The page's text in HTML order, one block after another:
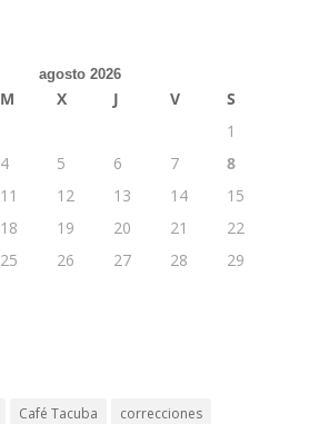
agosto 2026
M X J V
S
1
4 5 6 7
8
11 12 13 14
15
18 19 20 21
22
25 26 27 28
29
Café Tacuba
correcciones